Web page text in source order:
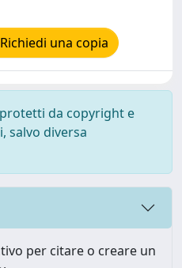
Richiedi una copia
da copyright e
salvo diversa
per citare o creare un